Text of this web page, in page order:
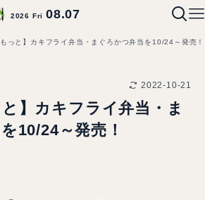
2026 Fri08.07
もっと】カキフライ弁当・まぐろかつ弁当を10/24～発売！
2022-10-21
と】カキフライ弁当・ま
10/24～発売！